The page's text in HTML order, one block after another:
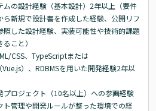
ムの設計経験（基本設計）2年以上（要件
ら新規で設計書を作成した経験、公開リフ
照した設計経験、実装可能性や技術的課題
こと）
CSS、TypeScriptまたは
）、RDBMSを用いた開発経験2年以
プロジェクト（10名以上）への参画経験
ト管理や開発ルールが整った環境での経